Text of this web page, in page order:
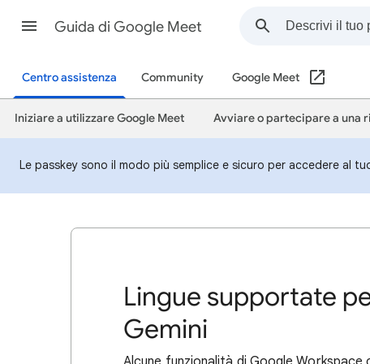
Guida di Google Meet
Centro assistenza Community Google Meet
Iniziare a utilizzare Google Meet Avviare o partecipare a una
Le passkey sono il modo più semplice e sicuro per accedere al
Lingue supportate
Gemini